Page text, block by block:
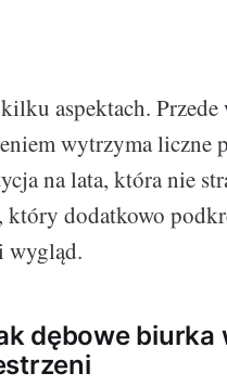
aspektach. Przede
wytrzyma liczne
na lata, która nie
dodatkowo
wygląd.
dębowe biurka